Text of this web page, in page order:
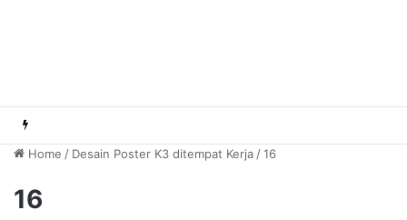
Home / Desain Poster K3 ditempat Kerja /16
16